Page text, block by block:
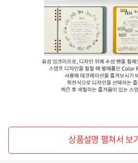
상품설명 펼쳐서 보기